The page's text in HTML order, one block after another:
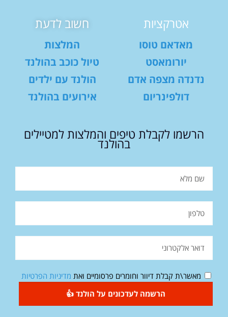
אטרקציות
מאדאם טוסו
יורומאסט
נדנדה מצפה אדם
דולפינריום
חשוב לדעת
המלצות
טיול כוכב בהולנד
הולנד עם ילדים
אירועים בהולנד
הרשמו לקבלת טיפים והמלצות למטיילים
בהולנד
מאשר\ת קבלת דיוור וחומרים פרסומיים ואת מדיניות הפרטיות
הרשמה לעדכונים על הולנד 👍